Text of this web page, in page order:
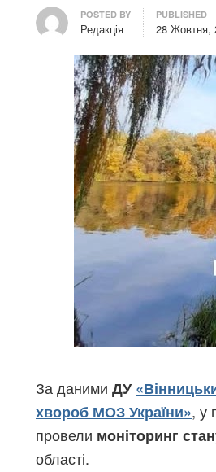
Author
POSTED BY
Редакція
PUBLISHED
28 Жовтня,
За даними ДУ
хвороб МОЗ України», у
провели моніторинг
області.